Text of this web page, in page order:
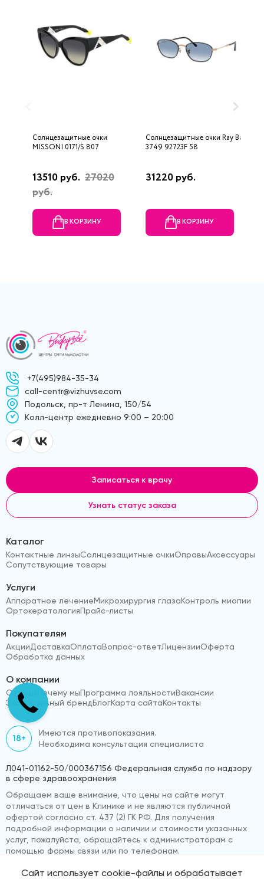
Солнцезащитные очки
MISSONI 0171/S 807
13510 руб. 27020
руб.
В КОРЗИНУ
Солнцезащитные очки Ray Ban
3749 92723F 58
31220 руб.
В КОРЗИНУ
+7(495)984-35-34
call-centr@vizhuvse.com
Подольск, пр-т Ленина, 150/54
Kолл-центр ежедневно 9:00 – 20:00
Записаться к врачу
Узнать статус заказа
Каталог
Контактные линзыСолнцезащитные очкиОправыАксессуары
Сопутствующие товары
Услуги
Аппаратное лечениеМикрохирургия глазаКонтроль миопии
ОртокератологияПрайс-листы
Покупателям
АкцииДоставкаОплатаВопрос-ответЛицензииОферта
Обработка данных
О компании
Отзывы Почему мыПрограмма лояльностиВакансии
Эксклюзивный брендБлогКарта сайтаКонтакты
18+
Имеются противопоказания.
Необходима консультация специалиста
Л041-01162-50/000367156 Федеральная служба по надзору
в сфере здравоохранения
Обращаем ваше внимание, что цены на сайте могут
отличаться от цен в Клинике и не являются публичной
офертой согласно ст. 437 (2) ГК РФ. Для получения
подробной информации о наличии и стоимости указанных
услуг, пожалуйста, обращайтесь к администраторам с
помощью формы связи или по телефонам.
Сайт использует cookie-файлы и обрабатывает